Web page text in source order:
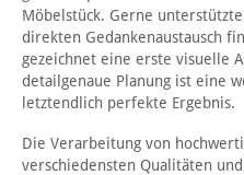
Möbelstück. Gerne
direkten Gedankenaustausch
gezeichnet eine erste visuelle
detailgenaue Planung ist eine
letztendlich perfekte Ergebnis.
Die Verarbeitung von
verschiedensten Qualitäten